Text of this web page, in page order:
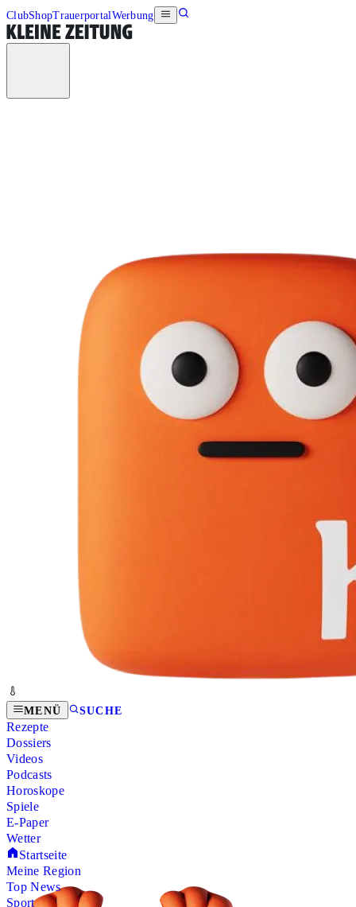
ClubShopTrauerportalWerbung
MENÜ SUCHE
Rezepte
Dossiers
Videos
Podcasts
Horoskope
Spiele
E-Paper
Wetter
Startseite
Meine Region
Top News
Sport